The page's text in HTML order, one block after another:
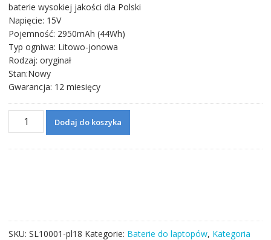
wynosiła:
228,71 zł.
wynosi:
baterie wysokiej jakości dla Polski
Napięcie: 15V
Pojemność: 2950mAh (44Wh)
Typ ogniwa: Litowo-jonowa
Rodzaj: oryginał
Stan:Nowy
Gwarancja: 12 miesięcy
Bateria
Dodaj do koszyka
SKU: SL10001-pl18 Kategorie: Baterie do laptopów, Kategoria